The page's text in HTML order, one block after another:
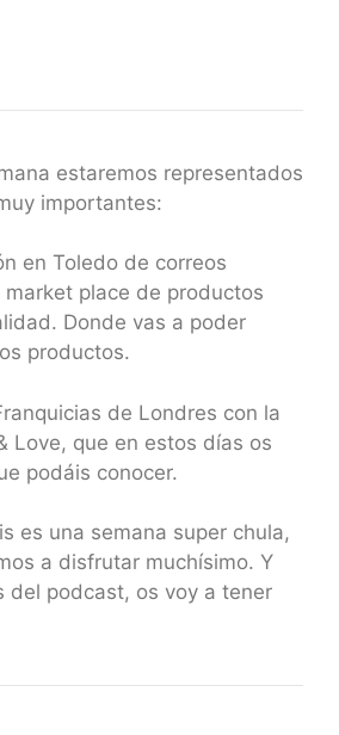
estaremos representados
importantes:
en Toledo de correos
place de productos
Donde vas a poder
productos.
de Londres con la
Love, que en estos días os
podáis conocer.
es una semana super chula,
a disfrutar muchísimo. Y
del podcast, os voy a tener